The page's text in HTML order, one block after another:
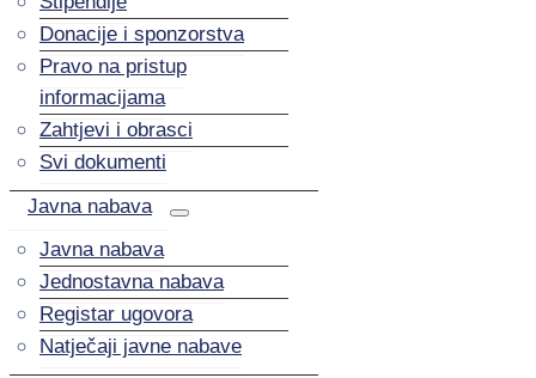
Donacije i sponzorstva
Pravo na pristup
informacijama
Zahtjevi i obrasci
Svi dokumenti
Javna nabava
Javna nabava
Jednostavna nabava
Registar ugovora
Natječaji javne nabave